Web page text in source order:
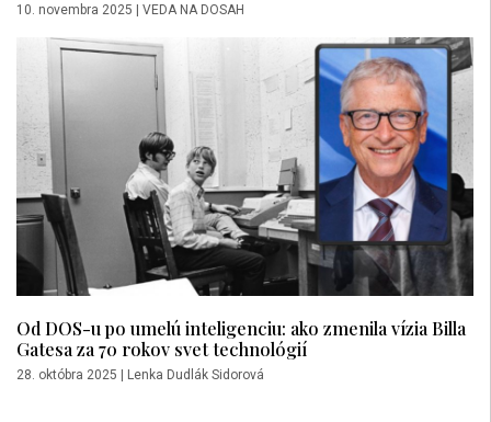
10. novembra 2025 | VEDA NA DOSAH
Od DOS-u po umelú inteligenciu: ako zmenila vízia Billa
Gatesa za 70 rokov svet technológií
28. októbra 2025 | Lenka Dudlák Sidorová